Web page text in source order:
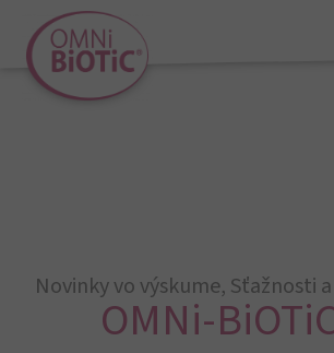
Novinky vo výskume, Sťažnosti
OMNi-